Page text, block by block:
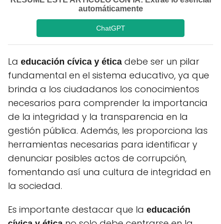
automáticamente
ChatGPT
La educación cívica y ética debe ser un pilar
fundamental en el sistema educativo, ya que
brinda a los ciudadanos los conocimientos
necesarios para comprender la importancia
de la integridad y la transparencia en la
gestión pública. Además, les proporciona las
herramientas necesarias para identificar y
denunciar posibles actos de corrupción,
fomentando así una cultura de integridad en
la sociedad.
Es importante destacar que la educación